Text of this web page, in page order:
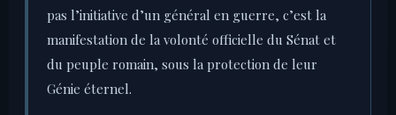
pas l’initiative d’un général en guerre, c’est la
manifestation de la volonté officielle du Sénat et
du peuple romain, sous la protection de leur
Génie éternel.